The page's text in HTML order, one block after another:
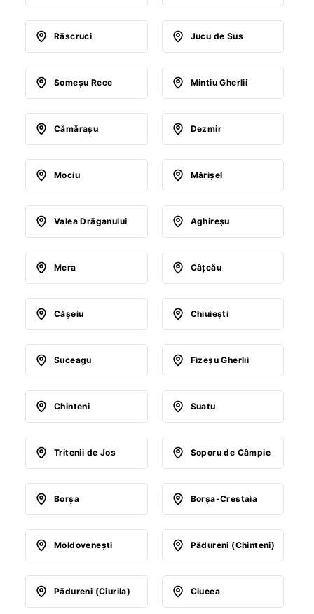
Răscruci Jucu de Sus
Someşu Rece Mintiu Gherlii
Cămăraşu Dezmir
Mociu Mărişel
Valea Drăganului Aghireşu
Mera Câţcău
Căşeiu Chiuieşti
Suceagu Fizeşu Gherlii
Chinteni Suatu
Tritenii de Jos Soporu de Câmpie
Borşa Borşa-Crestaia
Moldoveneşti Pădureni (Chinteni)
Pădureni (Ciurila) Ciucea